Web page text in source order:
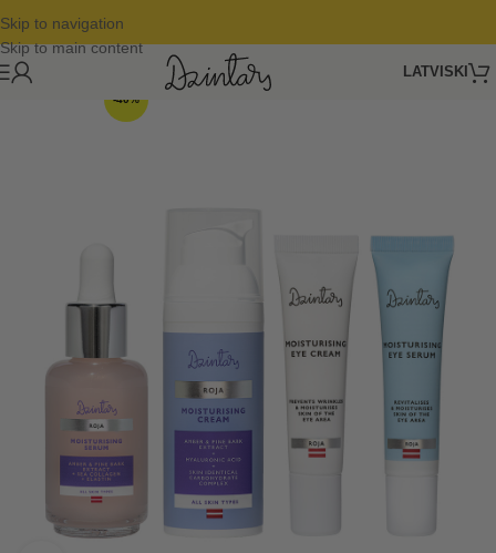
Skip to navigation
Skip to main content
LATVISKI
-40%